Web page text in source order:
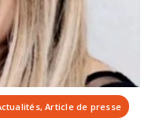
des entreprises
Article de presse